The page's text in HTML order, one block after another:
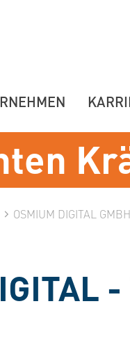
OSMIUM DIGITAL GMBH